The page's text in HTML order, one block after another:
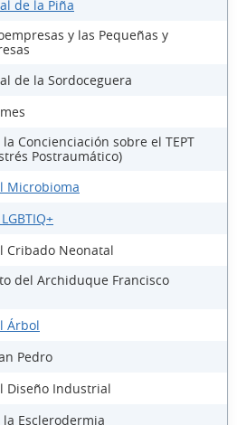
de la Piña
y las Pequeñas y
de la Sordoceguera
Concienciación sobre el TEPT
Postraumático)
Microbioma
Cribado Neonatal
del Archiduque Francisco
Árbol
Pedro
Diseño Industrial
Esclerodermia